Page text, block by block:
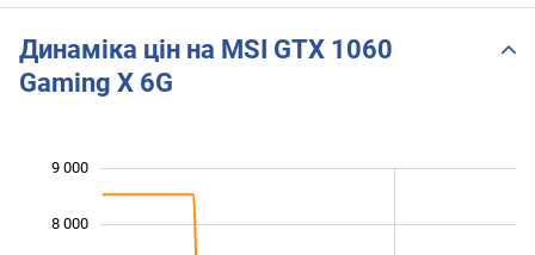
против Топа
Динаміка цін на MSI GTX 1060
Gaming X 6G
8 000
9 000